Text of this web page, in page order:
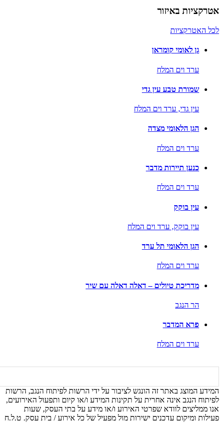
אטרקציות באיזור
לכל האטרקציות
גן לאומי קומראן
ערד וים המלח
שמורת טבע עין גדי
עין גדי, ערד וים המלח
הגן הלאומי מצדה
ערד וים המלח
כנען תיירות מדבר
ערד וים המלח
עין בוקק
עין בוקק, ערד וים המלח
הגן הלאומי תל ערד
ערד וים המלח
מדריכת טיולים – דאלה דאלה עם שיר
הר הנגב
פרא המדבר
ערד וים המלח
המידע המוצג באתר זה הונגש לציבור על ידי הרשות לפיתוח הנגב, הרשות
לפיתוח הנגב אינה אחרית על תקינות המידע ו/או קיום ותפעול האירועים,
אנו ממליצים לוודא שפרטי האירוע ו/או מידע על בתי העסק, שעות
פעילות ומיקום עדכנים ישירות מול מפעיל של כל אירוע / בית עסק. ט.ל.ח